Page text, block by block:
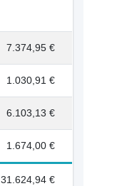
7.374,95 €
1.030,91 €
6.103,13 €
1.674,00 €
31.624,94 €